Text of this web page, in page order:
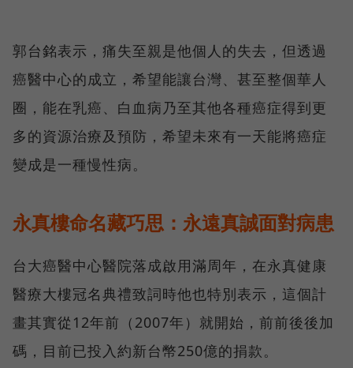
郭台銘表示，痛失至親是他個人的失去，但透過
癌醫中心的成立，希望能讓台灣、甚至整個華人
圈，能在乳癌、白血病乃至其他各種癌症得到更
多的資源治療及預防，希望未來有一天能將癌症
變成是一種慢性病。
永真樓命名藏巧思：永遠真誠面對病患
台大癌醫中心醫院落成啟用滿周年，在永真健康
醫療大樓冠名典禮致詞時他也特別表示，這個計
畫其實從12年前（2007年）就開始，前前後後加
碼，目前已投入約新台幣250億的捐款。